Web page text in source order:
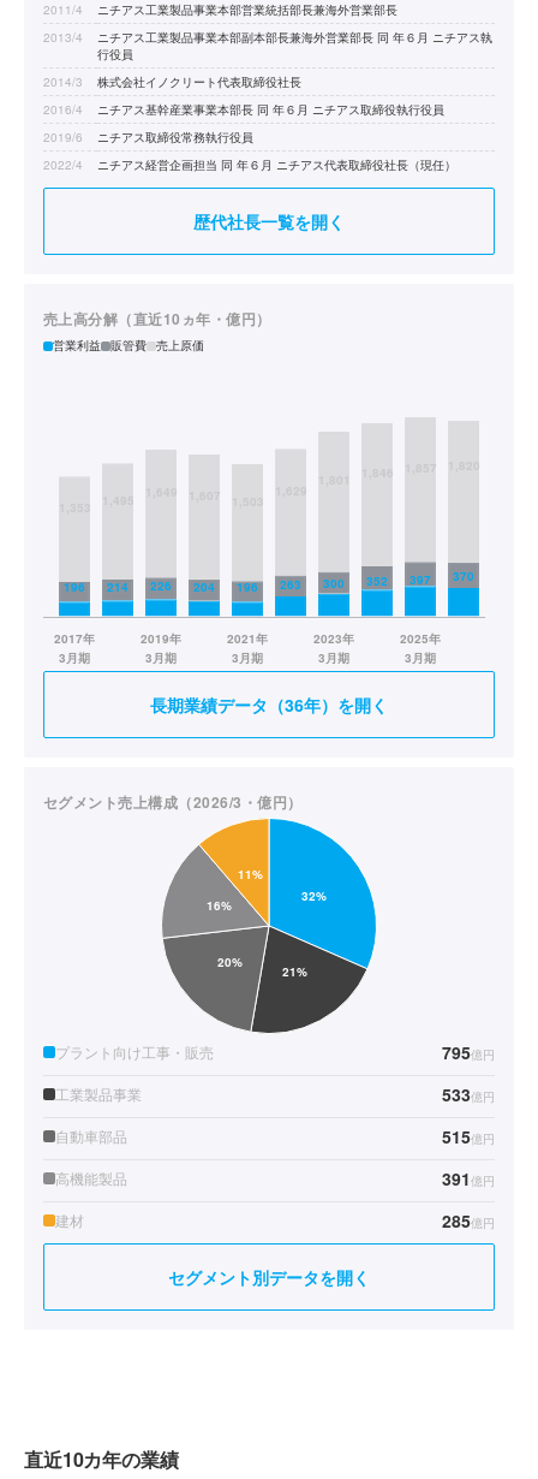
2011/4
ニチアス工業製品事業本部営業統括部長兼海外営業部長
2013/4
ニチアス工業製品事業本部副本部長兼海外営業部長 同 年６月 ニチアス執
行役員
2014/3
株式会社イノクリート代表取締役社長
2016/4
ニチアス基幹産業事業本部長 同 年６月 ニチアス取締役執行役員
2019/6
ニチアス取締役常務執行役員
2022/4
ニチアス経営企画担当 同 年６月 ニチアス代表取締役社長（現任）
歴代社長一覧を開く
売上高分解（直近10ヵ年・億円）
営業利益 販管費 売上原価
長期業績データ（36年）を開く
セグメント売上構成（2026/3・億円）
プラント向け工事・販売 795億円
工業製品事業 533億円
自動車部品 515億円
高機能製品 391億円
建材 285億円
セグメント別データを開く
直近10カ年の業績